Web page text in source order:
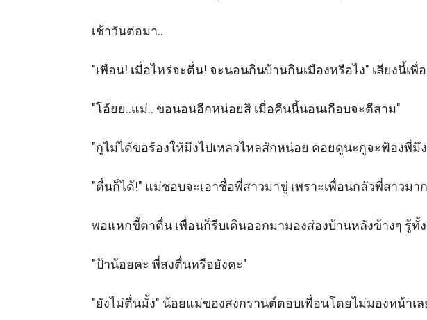
เช้าวันต่อมา..
"เพื่อน! เมื่อไหร่จะตื่น! จะนอนกินบ้านกินเมืองหรือไง" เสียงนี้เ
"โอ้ยย..แม่.. ขอนอนอีกหน่อยสิ เมื่อคืนนี้นอนเกือบจะตีสาม"
"กูไม่ได้ขอร้องให้มึงไปเหลวไหลสักหน่อย คอยดูนะกูจะฟ้องพี่มึ
"ตื่นก็ได้!" แม่ชอบจะเอาชื่อพี่สาวมาขู่ เพราะเพื่อนกลัวพี่สาวมา
พอแหกขี้ตาตื่น เพื่อนก็รีบเดินออกมามองส่องบ้านหลังข้างๆ รู้ทั้
"ป้าน้อยคะ พี่สงตื่นหรือยังคะ"
"ยังไม่ตื่นมั้ง" น้อยแม่ของสงกรานต์ตอบเพื่อนโดยไม่มองหน้าเ